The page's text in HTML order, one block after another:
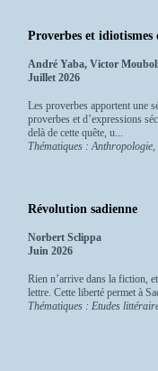
Proverbes et idiotismes
André Yaba, Victor
Juillet 2026
Les proverbes apportent une
proverbes et d’expressions
delà de cette quête, u...
Thématiques :
Révolution sadienne
Norbert Sclippa
Juin 2026
Rien n’arrive dans la fiction,
lettre. Cette liberté permet à
Thématiques : Etudes